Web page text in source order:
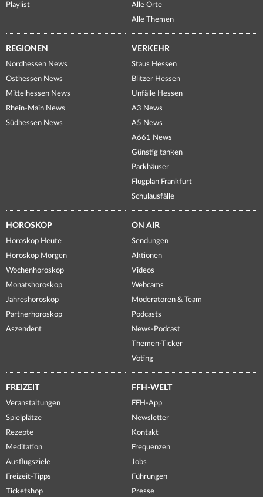
Playlist
Alle Orte
Alle Themen
REGIONEN
Nordhessen News
Osthessen News
Mittelhessen News
Rhein-Main News
Südhessen News
VERKEHR
Staus Hessen
Blitzer Hessen
Unfälle Hessen
A3 News
A5 News
A661 News
Günstig tanken
Parkhäuser
Flugplan Frankfurt
Schulausfälle
HOROSKOP
Horoskop Heute
Horoskop Morgen
Wochenhoroskop
Monatshoroskop
Jahreshoroskop
Partnerhoroskop
Aszendent
ON AIR
Sendungen
Aktionen
Videos
Webcams
Moderatoren & Team
Podcasts
News-Podcast
Themen-Ticker
Voting
FREIZEIT
Veranstaltungen
Spielplätze
Rezepte
Meditation
Ausflugsziele
Freizeit-Tipps
Ticketshop
FFH-WELT
FFH-App
Newsletter
Kontakt
Frequenzen
Jobs
Führungen
Presse